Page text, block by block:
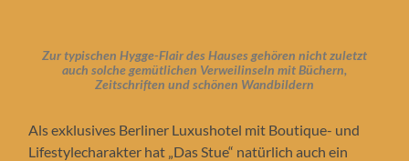
Zur typischen Hygge-Flair des Hauses gehören nicht zuletzt
auch solche gemütlichen Verweilinseln mit Büchern,
Zeitschriften und schönen Wandbildern
Als exklusives Berliner Luxushotel mit Boutique- und
Lifestylecharakter hat „Das Stue“ natürlich auch ein